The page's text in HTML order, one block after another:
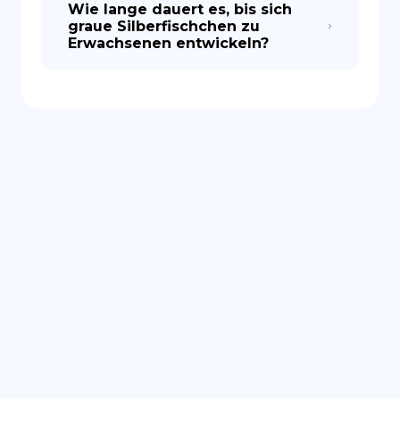
Wie lange dauert es, bis sich
graue Silberfischchen zu
Erwachsenen entwickeln?